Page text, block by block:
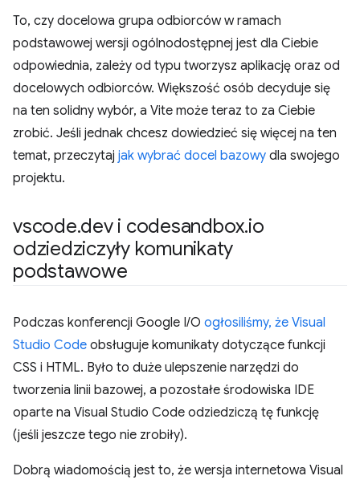
To, czy docelowa grupa odbiorców w ramach
podstawowej wersji ogólnodostępnej jest dla Ciebie
odpowiednia, zależy od typu tworzysz aplikację oraz od
docelowych odbiorców. Większość osób decyduje się
na ten solidny wybór, a Vite może teraz to za Ciebie
zrobić. Jeśli jednak chcesz dowiedzieć się więcej na ten
temat, przeczytaj jak wybrać docel bazowy dla swojego
projektu.
vscode.dev i codesandbox.io
odziedziczyły komunikaty
podstawowe
Podczas konferencji Google I/O ogłosiliśmy, że Visual
Studio Code obsługuje komunikaty dotyczące funkcji
CSS i HTML. Było to duże ulepszenie narzędzi do
tworzenia linii bazowej, a pozostałe środowiska IDE
oparte na Visual Studio Code odziedziczą tę funkcję
(jeśli jeszcze tego nie zrobiły).
Dobrą wiadomością jest to, że wersja internetowa Visual